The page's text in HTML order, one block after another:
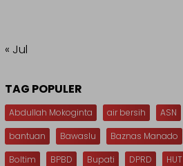
« Jul
TAG POPULER
Abdullah Mokoginta air bersih ASN
bantuan
Bawaslu Baznas Manado
Boltim
BPBD Bupati DPRD HUT